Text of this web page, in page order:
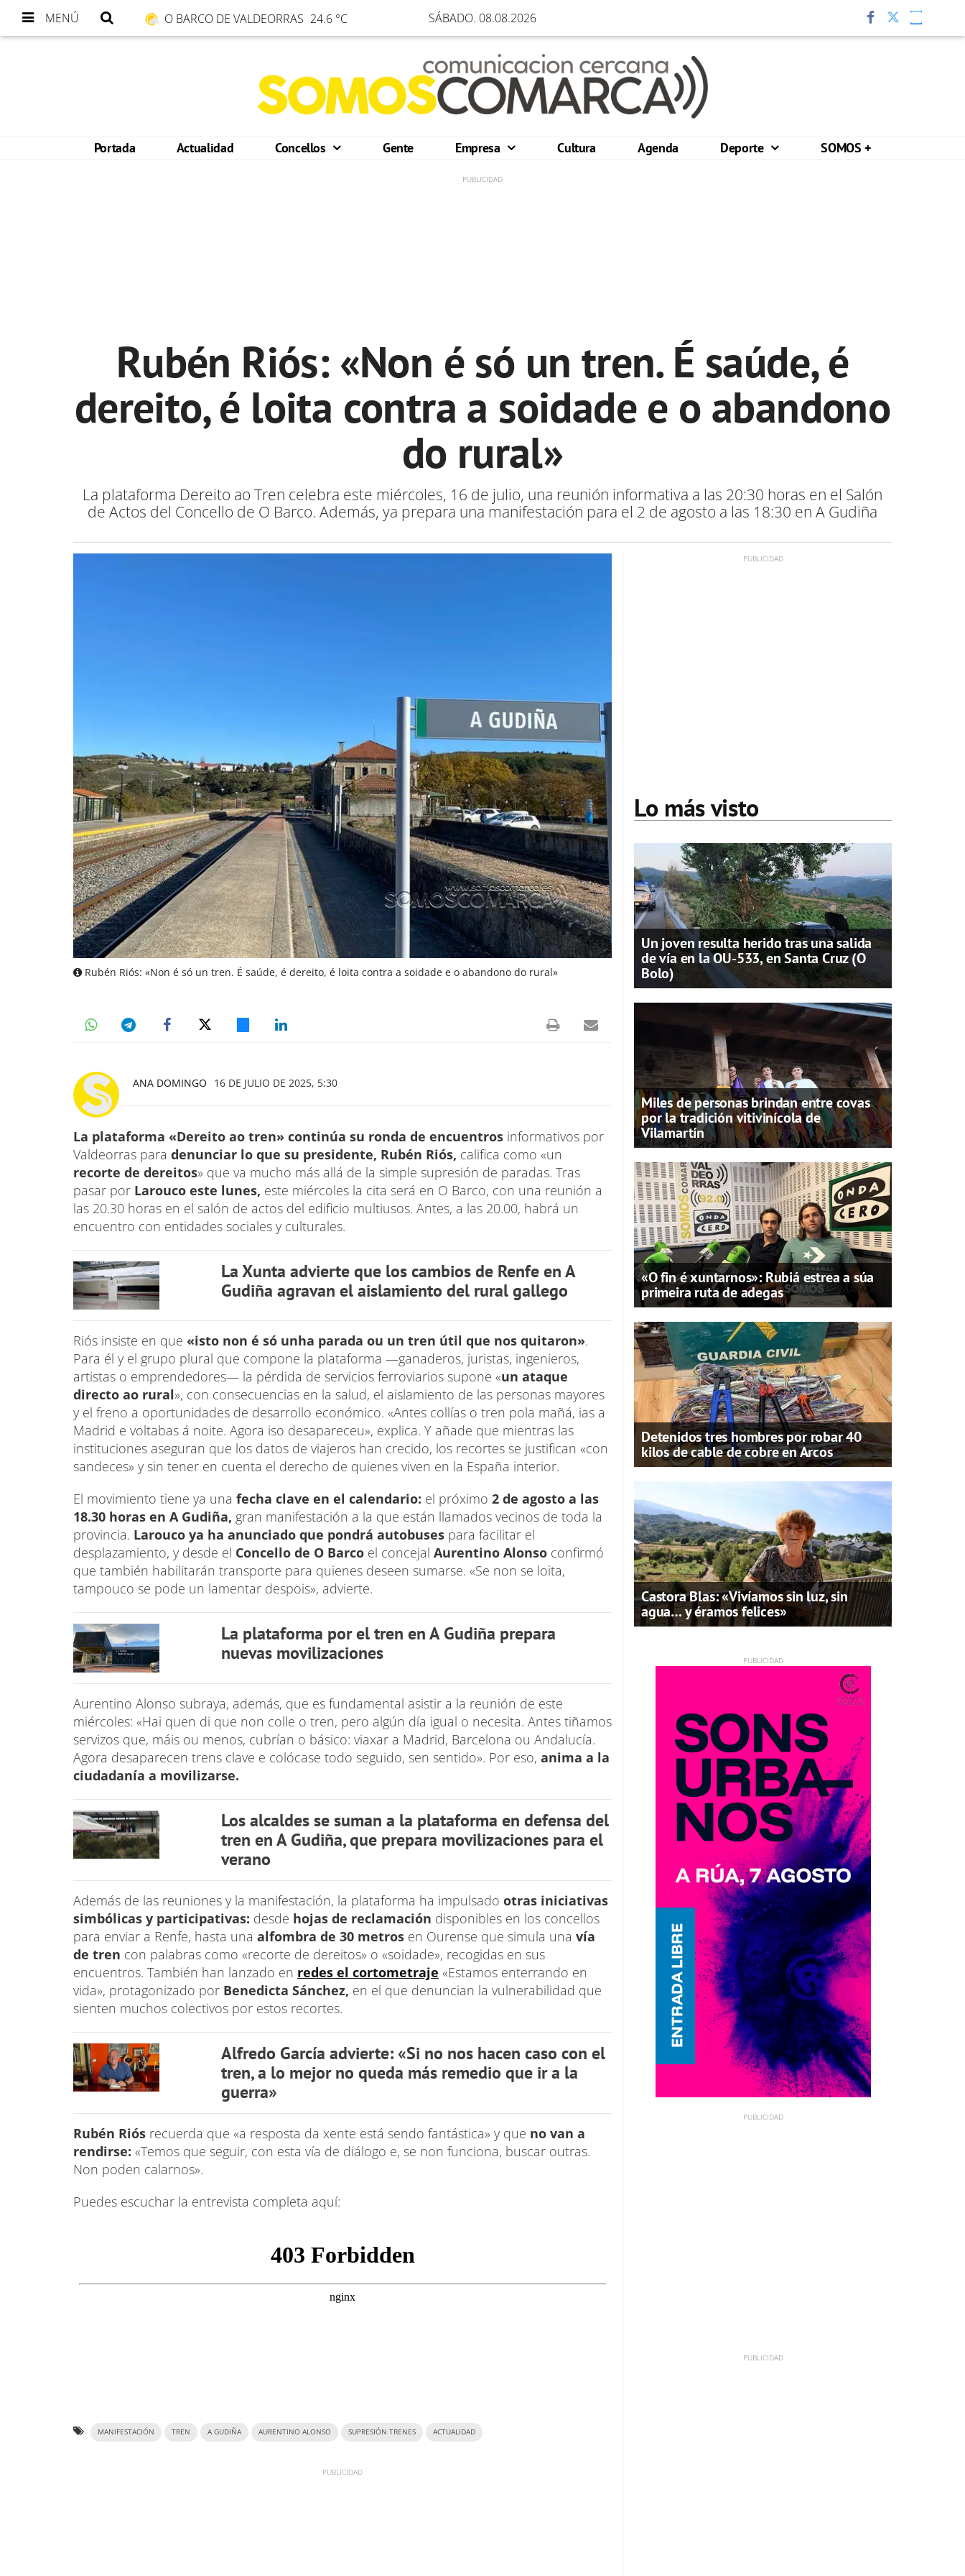
MENÚ O BARCO DE VALDEORRAS 24.6 °C SÁBADO. 08.08.2026
Portada Actualidad Concellos Gente Empresa Cultura Agenda Deporte SOMOS +
Rubén Riós: «Non é só un tren. É saúde, é
dereito, é loita contra a soidade e o abandono
do rural»
La plataforma Dereito ao Tren celebra este miércoles, 16 de julio, una reunión informativa a las 20:30 horas en el Salón
de Actos del Concello de O Barco. Además, ya prepara una manifestación para el 2 de agosto a las 18:30 en A Gudiña
Rubén Riós: «Non é só un tren. É saúde, é dereito, é loita contra a soidade e o abandono do rural»
ANA DOMINGO 16 DE JULIO DE 2025, 5:30
La plataforma «Dereito ao tren» continúa su ronda de encuentros informativos por
Valdeorras para denunciar lo que su presidente, Rubén Riós, califica como «un
recorte de dereitos» que va mucho más allá de la simple supresión de paradas. Tras
pasar por Larouco este lunes, este miércoles la cita será en O Barco, con una reunión a
las 20.30 horas en el salón de actos del edificio multiusos. Antes, a las 20.00, habrá un
encuentro con entidades sociales y culturales.
La Xunta advierte que los cambios de Renfe en A
Gudiña agravan el aislamiento del rural gallego
Riós insiste en que «isto non é só unha parada ou un tren útil que nos quitaron».
Para él y el grupo plural que compone la plataforma —ganaderos, juristas, ingenieros,
artistas o emprendedores— la pérdida de servicios ferroviarios supone «un ataque
directo ao rural», con consecuencias en la salud, el aislamiento de las personas mayores
y el freno a oportunidades de desarrollo económico. «Antes collías o tren pola mañá, ias a
Madrid e voltabas á noite. Agora iso desapareceu», explica. Y añade que mientras las
instituciones aseguran que los datos de viajeros han crecido, los recortes se justifican «con
sandeces» y sin tener en cuenta el derecho de quienes viven en la España interior.
El movimiento tiene ya una fecha clave en el calendario: el próximo 2 de agosto a las
18.30 horas en A Gudiña, gran manifestación a la que están llamados vecinos de toda la
provincia. Larouco ya ha anunciado que pondrá autobuses para facilitar el
desplazamiento, y desde el Concello de O Barco el concejal Aurentino Alonso confirmó
que también habilitarán transporte para quienes deseen sumarse. «Se non se loita,
tampouco se pode un lamentar despois», advierte.
La plataforma por el tren en A Gudiña prepara
nuevas movilizaciones
Aurentino Alonso subraya, además, que es fundamental asistir a la reunión de este
miércoles: «Hai quen di que non colle o tren, pero algún día igual o necesita. Antes tiñamos
servizos que, máis ou menos, cubrían o básico: viaxar a Madrid, Barcelona ou Andalucía.
Agora desaparecen trens clave e colócase todo seguido, sen sentido». Por eso, anima a la
ciudadanía a movilizarse.
Los alcaldes se suman a la plataforma en defensa del
tren en A Gudiña, que prepara movilizaciones para el
verano
Además de las reuniones y la manifestación, la plataforma ha impulsado otras iniciativas
simbólicas y participativas: desde hojas de reclamación disponibles en los concellos
para enviar a Renfe, hasta una alfombra de 30 metros en Ourense que simula una vía
de tren con palabras como «recorte de dereitos» o «soidade», recogidas en sus
encuentros. También han lanzado en redes el cortometraje «Estamos enterrando en
vida», protagonizado por Benedicta Sánchez, en el que denuncian la vulnerabilidad que
sienten muchos colectivos por estos recortes.
Alfredo García advierte: «Si no nos hacen caso con el
tren, a lo mejor no queda más remedio que ir a la
guerra»
Rubén Riós recuerda que «a resposta da xente está sendo fantástica» y que no van a
rendirse: «Temos que seguir, con esta vía de diálogo e, se non funciona, buscar outras.
Non poden calarnos».
Puedes escuchar la entrevista completa aquí:
MANIFESTACIÓN TREN A GUDIÑA AURENTINO ALONSO SUPRESIÓN TRENES ACTUALIDAD
Lo más visto
Un joven resulta herido tras una salida
de vía en la OU-533, en Santa Cruz (O
Bolo)
Miles de personas brindan entre covas
por la tradición vitivinícola de
Vilamartín
«O fin é xuntarnos»: Rubiá estrea a súa
primeira ruta de adegas
Detenidos tres hombres por robar 40
kilos de cable de cobre en Arcos
Castora Blas: «Vivíamos sin luz, sin
agua… y éramos felices»